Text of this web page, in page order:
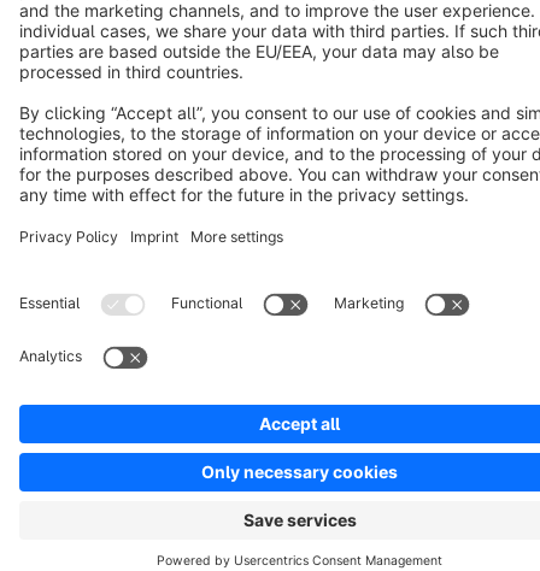
Notice: * All prices are quoted net of the statutory value-added tax